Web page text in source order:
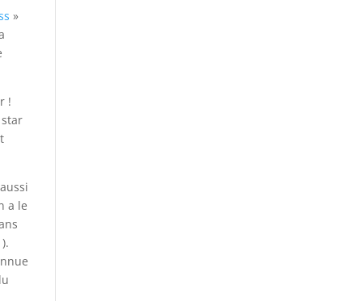
»
!
a le